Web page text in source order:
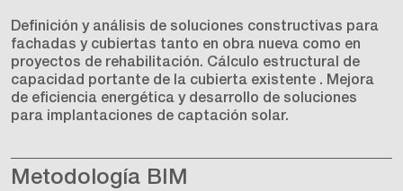
Definición y análisis de soluciones constructivas para
fachadas y cubiertas tanto en obra nueva como en
proyectos de rehabilitación. Cálculo estructural de
capacidad portante de la cubierta existente . Mejora
de eficiencia energética y desarrollo de soluciones
para implantaciones de captación solar.
Metodología BIM